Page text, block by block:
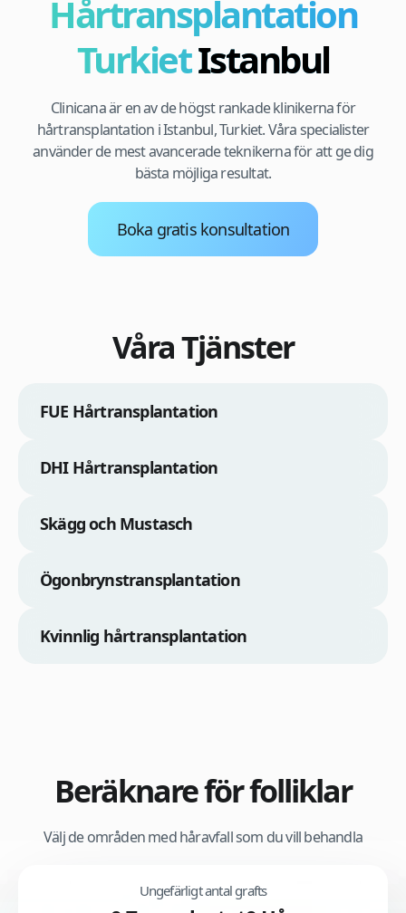
Hårtransplantation
TurkietIstanbul
Clinicana är en av de högst rankade klinikerna för
hårtransplantation i Istanbul, Turkiet. Våra specialister
använder de mest avancerade teknikerna för att ge dig
bästa möjliga resultat.
Boka gratis konsultation
Våra Tjänster
FUE Hårtransplantation
DHI Hårtransplantation
Skägg och Mustasch
Ögonbrynstransplantation
Kvinnlig hårtransplantation
Beräknare för folliklar
Välj de områden med håravfall som du vill behandla
Ungefärligt antal grafts